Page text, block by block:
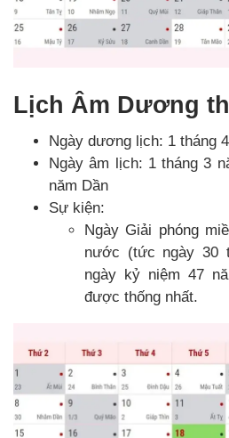
Lịch Âm Dương
Ngày dương lịch: 1 tháng
Ngày âm lịch: 1 tháng 3
năm Dần
Sự kiện:
Ngày Giải phóng
nước (tức ngày 30
ngày kỷ niệm 47
được thống nhất.